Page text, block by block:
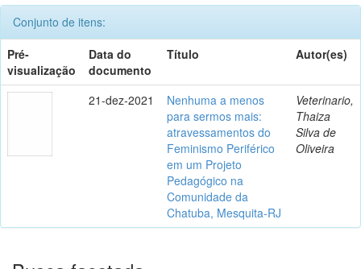
Conjunto de itens:
Pré-
visualização
Data do
documento
Título Autor(es)
21-dez-2021
Nenhuma a menos
para sermos mais:
atravessamentos do
Feminismo Periférico
em um Projeto
Pedagógico na
Comunidade da
Chatuba, Mesquita-RJ
Veterinario,
Thaiza
Silva de
Oliveira